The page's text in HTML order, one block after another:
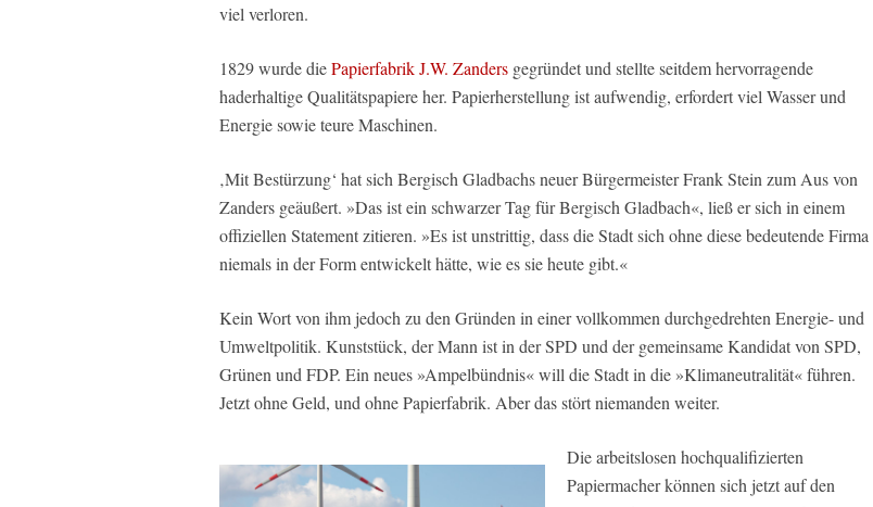
viel verloren.
1829 wurde diePapierfabrik J.W. Zanders gegründet und stellte seitdem hervorragende
haderhaltige Qualitätspapiere her. Papierherstellung ist aufwendig, erfordert viel Wasser und
Energie sowie teure Maschinen.
‚Mit Bestürzung‘ hat sich Bergisch Gladbachs neuer Bürgermeister Frank Stein zum Aus von
Zanders geäußert. »Das ist ein schwarzer Tag für Bergisch Gladbach«, ließ er sich in einem
offiziellen Statement zitieren. »Es ist unstrittig, dass die Stadt sich ohne diese bedeutende Firma
niemals in der Form entwickelt hätte, wie es sie heute gibt.«
Kein Wort von ihm jedoch zu den Gründen in einer vollkommen durchgedrehten Energie- und
Umweltpolitik. Kunststück, der Mann ist in der SPD und der gemeinsame Kandidat von SPD,
Grünen und FDP. Ein neues »Ampelbündnis« will die Stadt in die »Klimaneutralität« führen.
Jetzt ohne Geld, und ohne Papierfabrik. Aber das stört niemanden weiter.
Die arbeitslosen hochqualifizierten
Papiermacher können sich jetzt auf den